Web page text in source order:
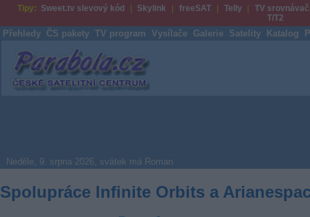
Tipy: Sweet.tv slevový kód Skylink freeSAT Telly
TV srovnávač
T/T2
Přehledy ČS pakety TV program Vysílače Galerie Satelity Katalog
Parabola.cz
Neděle, 9. srpna 2026, svátek má Roman
Spolupráce Infinite Orbits a